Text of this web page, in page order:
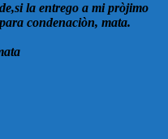
la entrego a mi pròjimo
condenaciòn, mata.